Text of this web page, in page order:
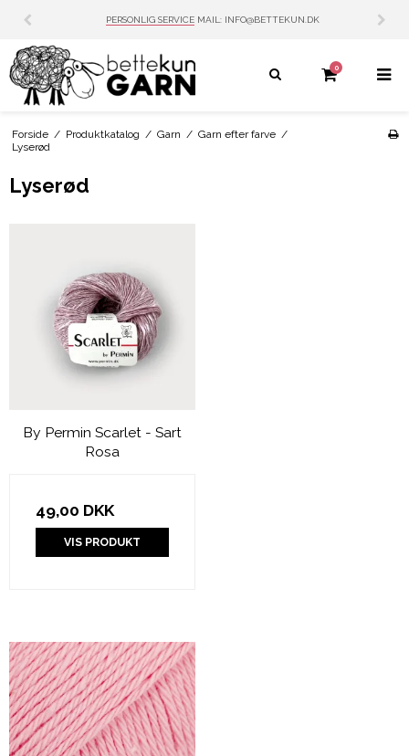
PERSONLIG SERVICEMAIL: INFO@BETTEKUN.DK
0
Forside / Produktkatalog / Garn / Garn efter farve /
Lyserød
Lyserød
By Permin Scarlet - Sart
Rosa
49,00 DKK
VIS PRODUKT